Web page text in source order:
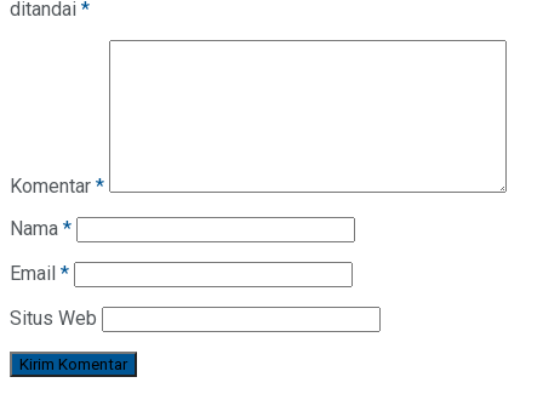
ditandai *
Komentar *
Nama *
Email *
Situs Web